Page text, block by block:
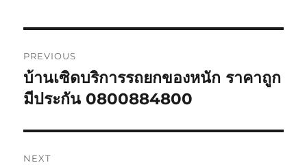
navigation
PREVIOUS
Previous
post:
บ้านเซิดบริการรถยกของหนัก ราคาถูก
มีประกัน 0800884800
NEXT